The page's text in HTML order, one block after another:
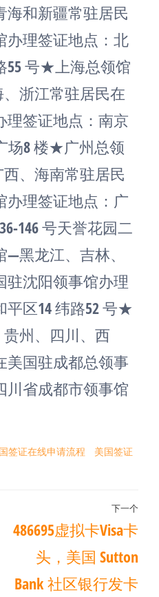
海和新疆常驻居民
办理签证地点：北
55 号★上海总领馆
浙江常驻居民在
理签证地点：南京
场8 楼★广州总领
、海南常驻居民
办理签证地点：广
146 号天誉花园二
黑龙江、吉林、
驻沈阳领事馆办理
平区14 纬路52 号★
州、四川、西
美国驻成都总领事
川省成都市领事馆
签证在线申请流程 美国签证
下
下一个
486695虚拟卡Visa卡
头，美国 Sutton
Bank 社区银行发卡